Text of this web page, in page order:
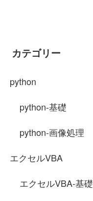
カテゴリー
python
python-基礎
python-画像処理
エクセルVBA
エクセルVBA-基礎